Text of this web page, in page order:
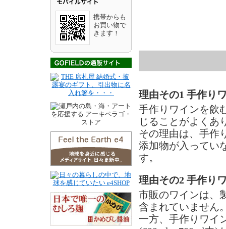
携帯からも
お買い物で
きます！
理由その1 手作り
手作りワインを飲
じることがよくあ
その理由は、手作
添加物が入ってい
す。
理由その2 手作り
市販のワインは、
含まれていません
一方、手作りワイ